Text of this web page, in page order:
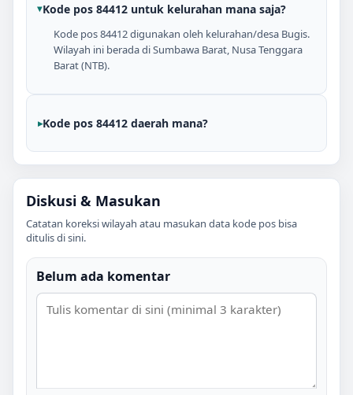
Kode pos 84412 untuk kelurahan mana saja?
Kode pos 84412 digunakan oleh kelurahan/desa Bugis.
Wilayah ini berada di Sumbawa Barat, Nusa Tenggara
Barat (NTB).
Kode pos 84412 daerah mana?
Diskusi & Masukan
Catatan koreksi wilayah atau masukan data kode pos bisa
ditulis di sini.
Belum ada komentar